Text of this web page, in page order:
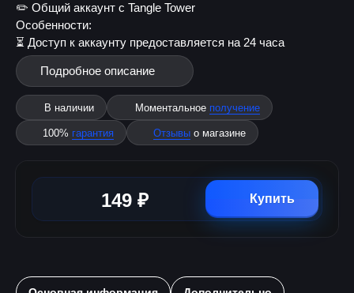
✏️ Общий аккаунт с Tangle Tower
Особенности:
⏳ Доступ к аккаунту предоставляется на 24 часа
Подробное описание
В наличии Моментальное получение
100% гарантия Отзывы о магазине
149 ₽ Купить